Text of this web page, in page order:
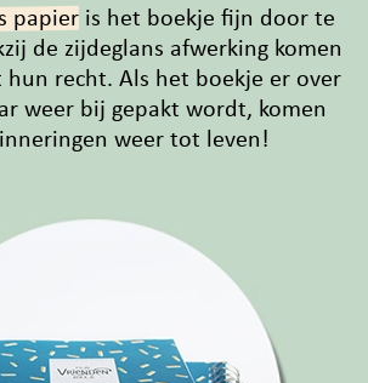
papier is het boekje fijn door te
de zijdeglans afwerking komen
recht. Als het boekje er over
weer bij gepakt wordt, komen
weer tot leven!